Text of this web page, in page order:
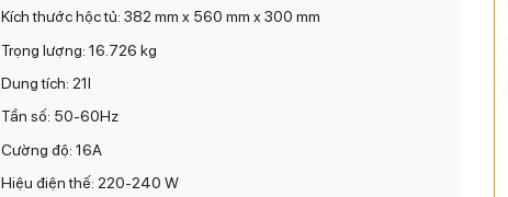
Kích thước hộc tủ: 382 mm x 560 mm x 300 mm
Trọng lượng: 16.726 kg
Dung tích: 21l
Tần số: 50-60Hz
Cường độ: 16A
Hiệu điện thế: 220-240 W